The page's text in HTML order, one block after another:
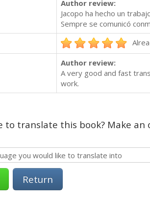
Author review:
Jacopo ha hecho un
Sempre se comunicó
Author review:
A very good and fast
work.
to translate this book? Make
Return